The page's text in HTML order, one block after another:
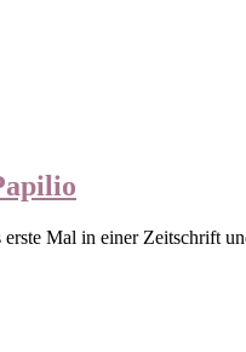
erste Mal in einer